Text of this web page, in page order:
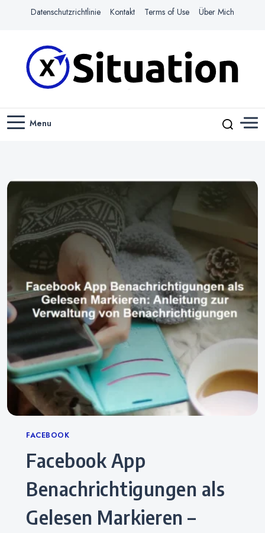
Datenschutzrichtlinie Kontakt Terms of Use Über Mich
X-SITUATION
Menu
Categories
FACEBOOK
Facebook App
Benachrichtigungen als
Gelesen Markieren –